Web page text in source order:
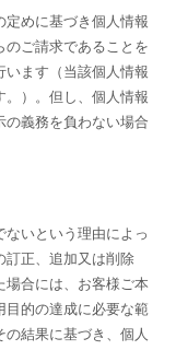
定めに基づき個人情報
のご請求であることを
います（当該個人情報
。）。但し、個人情報
の義務を負わない場合
いという理由によっ
訂正、追加又は削除
場合には、お客様ご本
目的の達成に必要な範
の結果に基づき、個人